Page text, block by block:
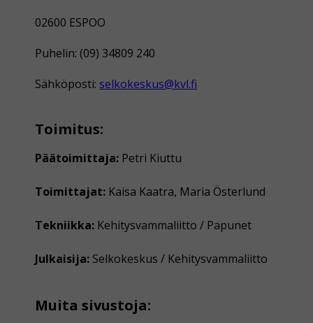
02600 ESPOO
Puhelin: (09) 34809 240
Sähköposti: selkokeskus@kvl.fi
Toimitus:
Päätoimittaja: Petri Kiuttu
Toimittajat: Kaisa Kaatra, Maria Österlund
Tekniikka: Kehitysvammaliitto / Papunet
Julkaisija: Selkokeskus / Kehitysvammaliitto
Muita sivustoja: